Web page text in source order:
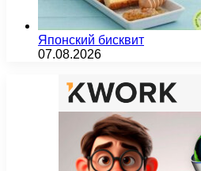
Японский бисквит
07.08.2026